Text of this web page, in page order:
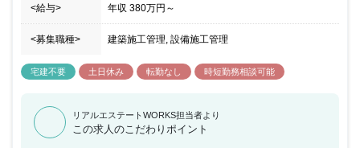
<給与> 年収 380万円 ～
<募集職種> 建築施工管理, 設備施工管理
宅建不要 土日休み 転勤なし 時短勤務相談可能
リアルエステートWORKS担当者より
この求人のこだわりポイント